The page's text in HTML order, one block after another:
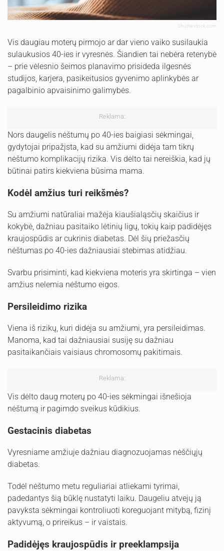
Shutterstock.com
Vis daugiau moterų pirmojo ar dar vieno vaiko susilaukia
sulaukusios 40-ies ir vyresnės. Šiandien tai nebėra retenybė
– prie vėlesnio šeimos planavimo prisideda ilgesnės
studijos, karjera, pasikeitusios gyvenimo aplinkybės ar
pagalbinio apvaisinimo galimybės.
Reklama:
Nors daugelis nėštumų po 40-ies baigiasi sėkmingai,
gydytojai pripažįsta, kad su amžiumi didėja tam tikrų
nėštumo komplikacijų rizika. Vis dėlto tai nereiškia, kad jų
būtinai patirs kiekviena būsima mama.
Kodėl amžius turi reikšmės?
Su amžiumi natūraliai mažėja kiaušialąsčių skaičius ir
kokybė, dažniau pasitaiko lėtinių ligų, tokių kaip padidėjęs
kraujospūdis ar cukrinis diabetas. Dėl šių priežasčių
nėštumas po 40-ies dažniausiai stebimas atidžiau.
Svarbu prisiminti, kad kiekviena moteris yra skirtinga – vien
amžius nelemia nėštumo eigos.
Persileidimo rizika
Viena iš rizikų, kuri didėja su amžiumi, yra persileidimas.
Manoma, kad tai dažniausiai susiję su dažniau
pasitaikančiais vaisiaus chromosomų pakitimais.
Reklama:
Vis dėlto daug moterų po 40-ies sėkmingai išnešioja
nėštumą ir pagimdo sveikus kūdikius.
Gestacinis diabetas
Vyresniame amžiuje dažniau diagnozuojamas nėščiųjų
diabetas.
Todėl nėštumo metu reguliariai atliekami tyrimai,
padedantys šią būklę nustatyti laiku. Daugeliu atvejų ją
pavyksta sėkmingai kontroliuoti koreguojant mitybą, fizinį
aktyvumą, o prireikus – ir vaistais.
Padidėjęs kraujospūdis ir preeklampsija